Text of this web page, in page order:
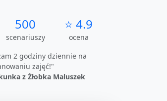
500
scenariuszy
⭐ 4.9
ocena
2 godziny dziennie na
zajęć!"
z Żłobka Maluszek